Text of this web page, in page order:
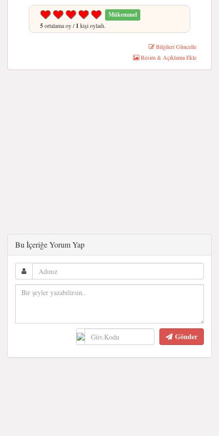
Mükemmel
5ortalama oy /1 kişi oyladı.
Bilgileri Güncelle
Resim & Açıklama Ekle
Bu İçeriğe Yorum Yap
Gönder